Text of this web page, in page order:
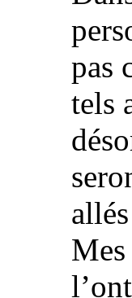
pas
tels